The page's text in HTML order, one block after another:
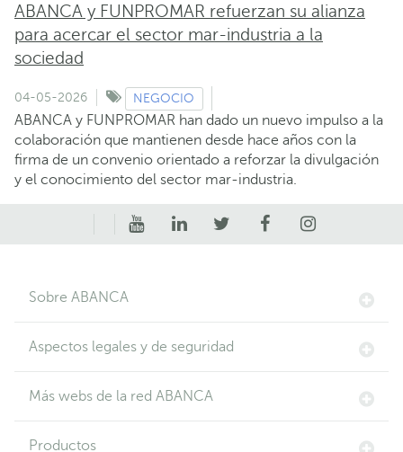
ABANCA y FUNPROMAR refuerzan su alianza
para acercar el sector mar-industria a la
sociedad
04-05-2026 NEGOCIO
ABANCA y FUNPROMAR han dado un nuevo impulso a la
colaboración que mantienen desde hace años con la
firma de un convenio orientado a reforzar la divulgación
y el conocimiento del sector mar-industria.
Sobre ABANCA
Aspectos legales y de seguridad
Más webs de la red ABANCA
Productos